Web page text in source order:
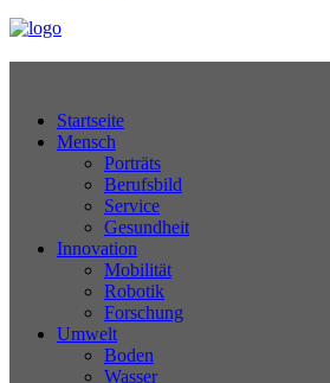
Startseite
Mensch
Porträts
Berufsbild
Service
Gesundheit
Innovation
Mobilität
Robotik
Forschung
Umwelt
Boden
Wasser